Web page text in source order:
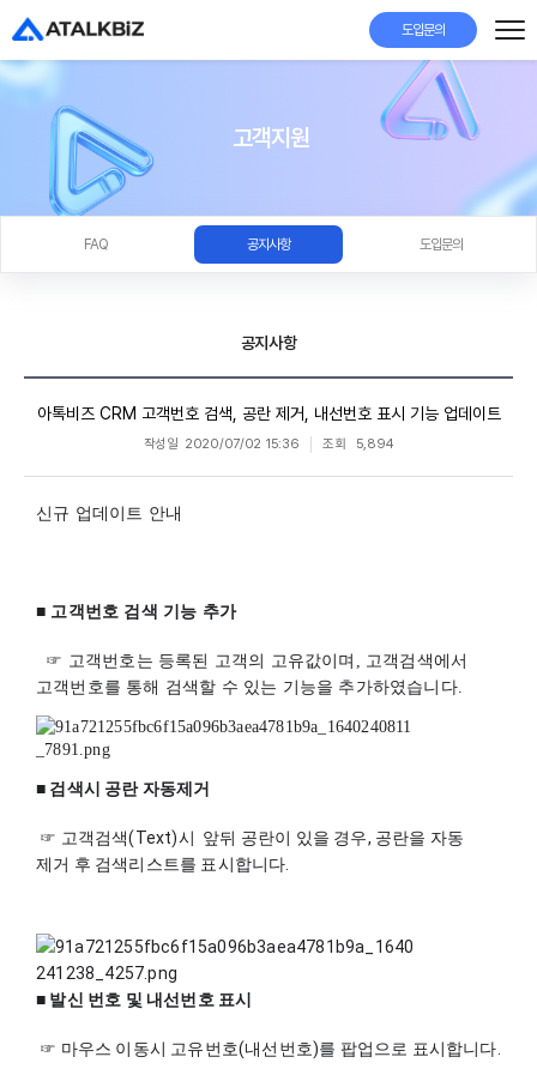
도입문의
고객지원
FAQ 공지사항 도입문의
공지사항
아톡비즈 CRM 고객번호 검색, 공란 제거, 내선번호 표시 기능 업데이트
작성일 2020/07/02 15:36 조회 5,894
신규 업데이트 안내
■ 고객번호 검색 기능 추가
고객번호를 통해 검색할 수 있는 기능을 추가하였습니다.
■ 검색시 공란 자동제거
제거 후 검색리스트를 표시합니다.
■ 발신 번호 및 내선번호 표시
☞ 마우스 이동시 고유번호(내선번호)를 팝업으로 표시합니다.